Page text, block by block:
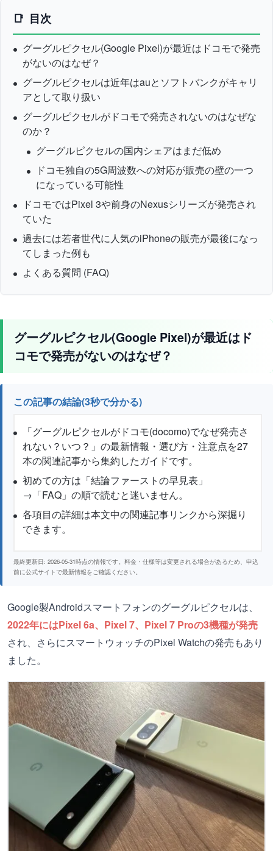
目次
グーグルピクセル(Google Pixel)が最近はドコモで発売
がないのはなぜ？
グーグルピクセルは近年はauとソフトバンクがキャリ
アとして取り扱い
グーグルピクセルがドコモで発売されないのはなぜな
のか？
グーグルピクセルの国内シェアはまだ低め
ドコモ独自の5G周波数への対応が販売の壁の一つ
になっている可能性
ドコモではPixel 3や前身のNexusシリーズが発売され
ていた
過去には若者世代に人気のiPhoneの販売が最後になっ
てしまった例も
よくある質問 (FAQ)
グーグルピクセル(Google Pixel)が最近はド
コモで発売がないのはなぜ？
この記事の結論(3秒で分かる)
「グーグルピクセルがドコモ(docomo)でなぜ発売さ
れない？いつ？」の最新情報・選び方・注意点を27
本の関連記事から集約したガイドです。
初めての方は「結論ファーストの早見表」
→「FAQ」の順で読むと迷いません。
各項目の詳細は本文中の関連記事リンクから深掘り
できます。
最終更新日: 2026-05-31時点の情報です。料金・仕様等は変更される場合があるため、申込
前に公式サイトで最新情報をご確認ください。
Google製Androidスマートフォンのグーグルピクセルは、
2022年にはPixel 6a、Pixel 7、Pixel 7 Proの3機種が発売
され、さらにスマートウォッチのPixel Watchの発売もあり
ました。